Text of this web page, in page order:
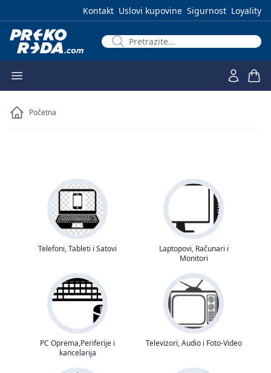
Kontakt Uslovi kupovine Sigurnost Loyality
Početna
Telefoni, Tableti i Satovi
Laptopovi, Računari i
Monitori
PC Oprema,Periferije i
kancelarija
Televizori, Audio i Foto-Video